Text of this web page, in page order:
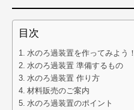
目次
水のろ過装置を作ってみよう
水のろ過装置 準備するもの
水のろ過装置 作り方
材料販売のご案内
水のろ過装置のポイント